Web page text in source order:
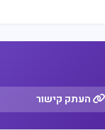
העתק קישור